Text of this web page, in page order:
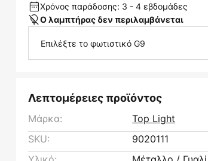
Χρόνος παράδοσης: 3 - 4 εβδομάδες
Ο λαμπτήρας δεν περιλαμβάνεται
Επιλέξτε το φωτιστικό G9
Λεπτομέρειες προϊόντος
Μάρκα:
Top Light
SKU:
9020111